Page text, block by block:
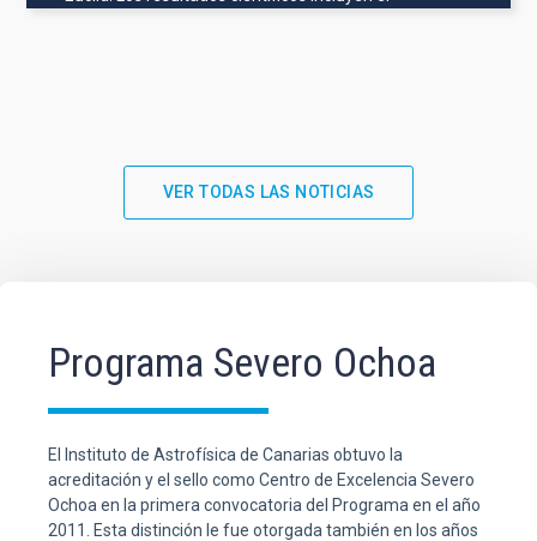
VER TODAS LAS NOTICIAS
Programa Severo Ochoa
El Instituto de Astrofísica de Canarias obtuvo la
acreditación y el sello como Centro de Excelencia Severo
Ochoa en la primera convocatoria del Programa en el año
2011. Esta distinción le fue otorgada también en los años